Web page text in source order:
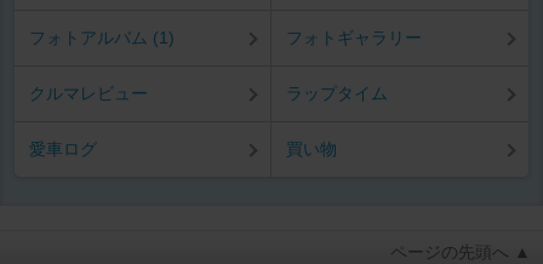
フォトアルバム (1) フォトギャラリー
クルマレビュー ラップタイム
愛車ログ 買い物
ページの先頭へ ▲